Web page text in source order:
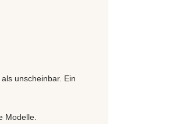
unscheinbar. Ein
Modelle.